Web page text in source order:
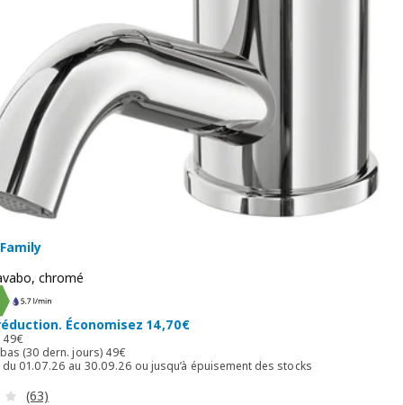
chromé
Économisez 14,70€
49€
Prix normal 49€
(30 dern. jours) 49€
Prix ​​le plus bas (30 dern. jours) 49€
du 01.07.26 au 30.09.26 ou jusqu’à épuisement des stocks
Révision: 3.8 hors de 5 étoiles. Nombre total de
(63)